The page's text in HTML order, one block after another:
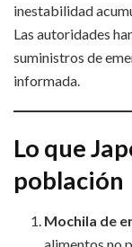
inestabilidad
Las autoridades
suministros de
informada.
Lo que
población
Mochila de